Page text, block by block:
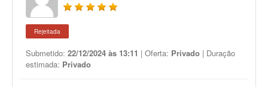
Rejeitada
Submetido: 22/12/2024 às 13:11 | Oferta: Privado | Duração
estimada: Privado